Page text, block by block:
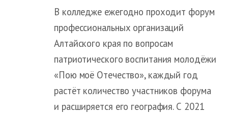
В колледже ежегодно проходит форум
профессиональных организаций
Алтайского края по вопросам
патриотического воспитания молодёжи
«Пою моё Отечество», каждый год
растёт количество участников форума
и расширяется его география. С 2021